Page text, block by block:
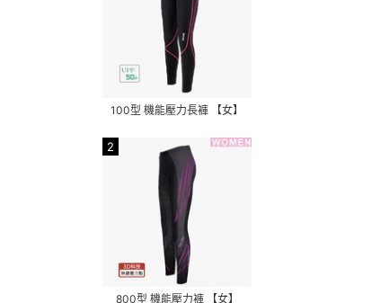
100型 機能壓力長褲 【女】
2
800型 機能壓力褲 【女】